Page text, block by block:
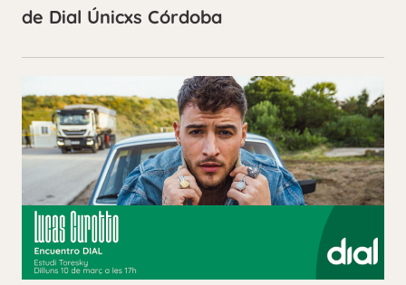
de Dial Únicxs Córdoba